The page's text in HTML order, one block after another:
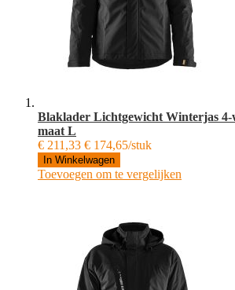
Blaklader Lichtgewicht Winterjas 4-
maat L
€ 211,33 € 174,65/stuk
In Winkelwagen
Toevoegen om te vergelijken